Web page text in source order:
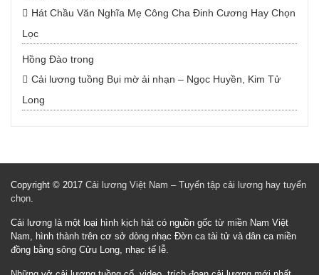
Hát Chầu Văn Nghĩa Mẹ Công Cha Đinh Cương Hay Chọn
Lọc
Hồng Đào trong
Cải lương tuồng Bụi mờ ải nhạn – Ngọc Huyền, Kim Tử
Long
Copyright © 2017 Cải lương Việt Nam – Tuyển tập cải lương hay tuyển
chọn.
Cải lương là một loại hình kịch hát có nguồn gốc từ miền Nam Việt
Nam, hình thành trên cơ sở dòng nhạc Đờn ca tài tử và dân ca miền
đồng bằng sông Cửu Long, nhạc tế lễ.